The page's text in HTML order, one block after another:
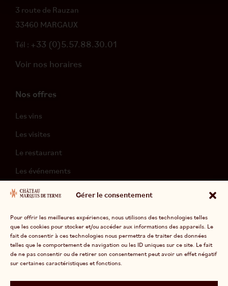
Gérer le consentement
Pour offrir les meilleures expériences, nous utilisons des technologies telles
que les cookies pour stocker et/ou accéder aux informations des appareils. Le
fait de consentir à ces technologies nous permettra de traiter des données
telles que le comportement de navigation ou les ID uniques sur ce site. Le fait
de ne pas consentir ou de retirer son consentement peut avoir un effet négatif
sur certaines caractéristiques et fonctions.
3 route de Rauzan
33460 MARGAUX
Tél : +33 (0)5.57.88.30.01
Voir nos horaires
Nos offres
Les vins
Les visites
Le restaurant
Les événements
L’hébergement
© 2026 Marquis de Terme –Divinemenciel